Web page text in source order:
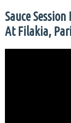
Sauce
At Filakia,